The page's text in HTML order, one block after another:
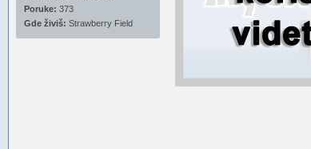
Poruke: 373
Gde živiš: Strawberry Field